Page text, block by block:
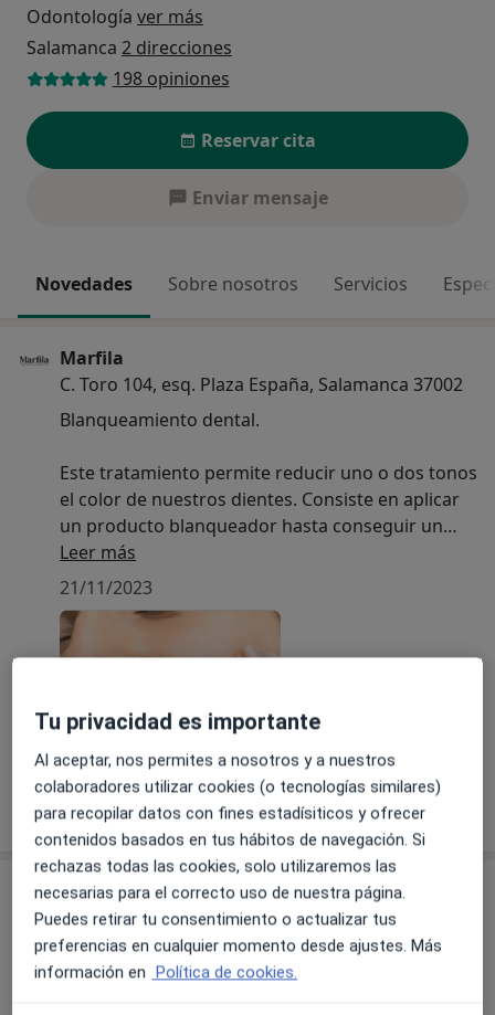
Odontología ver más
Salamanca 2 direcciones
198 opiniones
Reservar cita
Enviar mensaje
Novedades Sobre nosotros Servicios
Marfila
C. Toro 104, esq. Plaza España, Salamanca 37002
Blanqueamiento dental.
Este tratamiento permite reducir uno o dos tonos
el color de nuestros dientes. Consiste en aplicar
un producto blanqueador hasta conseguir un
color más blanco en nuestros dientes, sin perder
la naturalidad.
Se realizará un diagnóstico y una limpieza previa.
Leer más
21/11/2023
Sobre nosotros
La mejor calidad al alcance de todos
Otra forma de entender la medicina estética. Los
mejores profesionales acompañados de la última
Tu privacidad es importante
Al aceptar, nos permites a nosotros y a nuestros
colaboradores utilizar cookies (o tecnologías similares)
para recopilar datos con fines estadísiticos y ofrecer
contenidos basados en tus hábitos de navegación. Si
rechazas todas las cookies, solo utilizaremos las
necesarias para el correcto uso de nuestra página.
Puedes retirar tu consentimiento o actualizar tus
preferencias en cualquier momento desde ajustes. Más
información en Política de cookies.